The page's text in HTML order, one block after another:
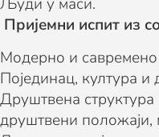
Пријемни испит из
Модерно и
Појединац, култура и
Друштвена структура
друштвени положаји,